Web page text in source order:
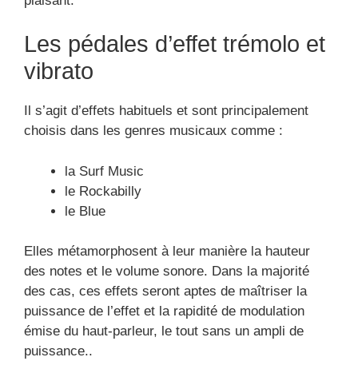
Les pédales d’effet trémolo et
vibrato
Il s’agit d’effets habituels et sont principalement
choisis dans les genres musicaux comme :
la Surf Music
le Rockabilly
le Blue
Elles métamorphosent à leur manière la hauteur
des notes et le volume sonore. Dans la majorité
des cas, ces effets seront aptes de maîtriser la
puissance de l’effet et la rapidité de modulation
émise du haut-parleur, le tout sans un ampli de
puissance..